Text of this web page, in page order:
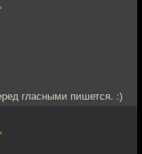
гласными пишется. :)